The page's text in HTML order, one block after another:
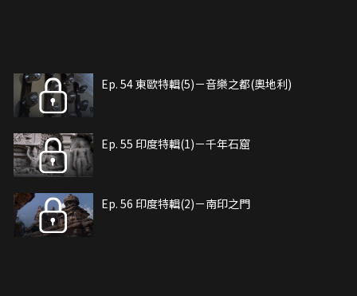
Ep. 54 東歐特輯(5)－音樂之都(奧地利)
Ep. 55 印度特輯(1)－千年石窟
Ep. 56 印度特輯(2)－南印之門